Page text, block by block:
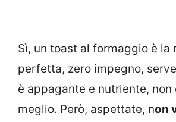
Sì, un toast al formaggio è la
perfetta, zero impegno,
è appagante e nutriente, non
meglio. Però, aspettate, non